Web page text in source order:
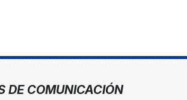
DE COMUNICACIÓN